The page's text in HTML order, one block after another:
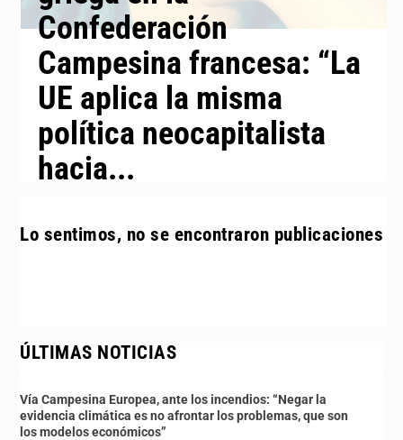
Confederación
Campesina francesa: “La
UE aplica la misma
política neocapitalista
hacia...
Lo sentimos, no se encontraron publicaciones
ÚLTIMAS NOTICIAS
Vía Campesina Europea, ante los incendios: “Negar la
evidencia climática es no afrontar los problemas, que son
los modelos económicos”